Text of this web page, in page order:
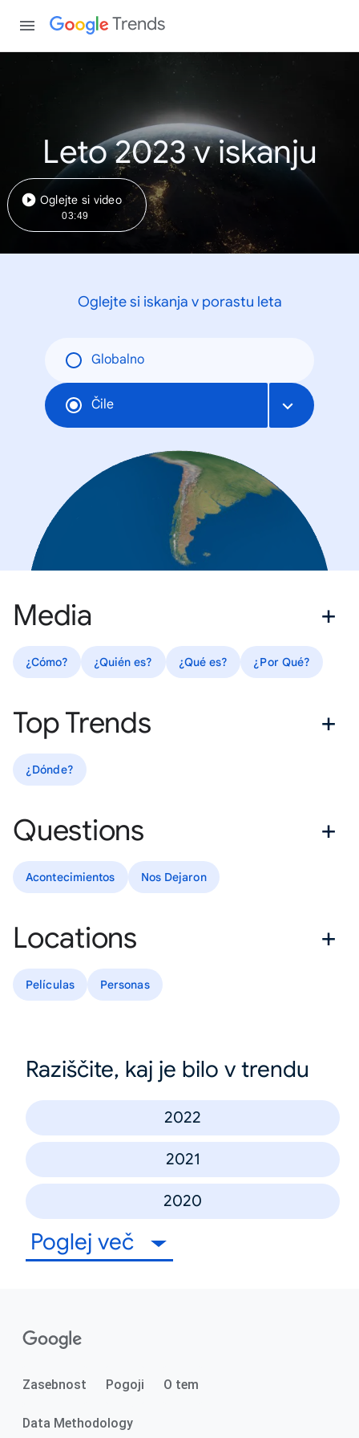
Trends
Leto 2023 v iskanju
Oglejte si video
03:49
Oglejte si iskanja v porastu leta
Globalno
Čile
Media
¿Cómo? ¿Quién es? ¿Qué es? ¿Por Qué?
Top Trends
¿Dónde?
Questions
Acontecimientos Nos Dejaron
Locations
Películas Personas
Raziščite, kaj je bilo v trendu
2022
2021
2020
Poglej več
Zasebnost Pogoji O tem
Data Methodology